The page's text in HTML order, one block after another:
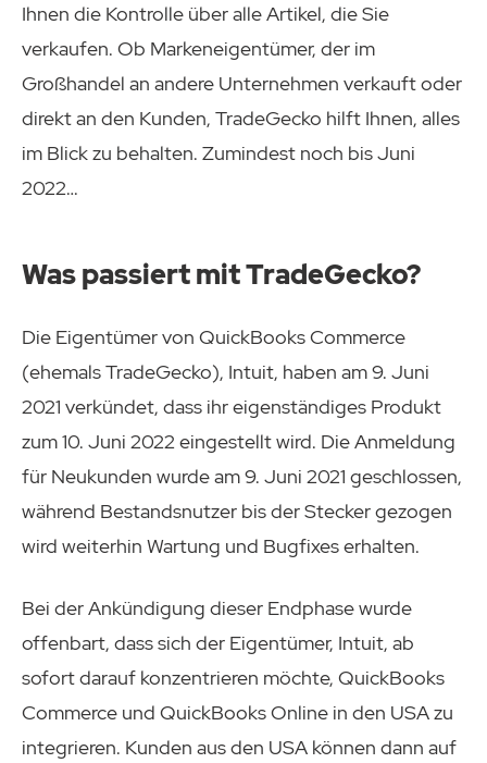
Ihnen die Kontrolle über alle Artikel, die Sie
verkaufen. Ob Markeneigentümer, der im
Großhandel an andere Unternehmen verkauft oder
direkt an den Kunden, TradeGecko hilft Ihnen, alles
im Blick zu behalten. Zumindest noch bis Juni
2022…
Was passiert mit TradeGecko?
Die Eigentümer von QuickBooks Commerce
(ehemals TradeGecko), Intuit, haben am 9. Juni
2021 verkündet, dass ihr eigenständiges Produkt
zum 10. Juni 2022 eingestellt wird. Die Anmeldung
für Neukunden wurde am 9. Juni 2021 geschlossen,
während Bestandsnutzer bis der Stecker gezogen
wird weiterhin Wartung und Bugfixes erhalten.
Bei der Ankündigung dieser Endphase wurde
offenbart, dass sich der Eigentümer, Intuit, ab
sofort darauf konzentrieren möchte, QuickBooks
Commerce und QuickBooks Online in den USA zu
integrieren. Kunden aus den USA können dann auf